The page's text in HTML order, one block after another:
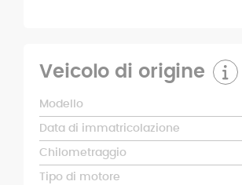
Veicolo di origine
Modello
Data di immatricolazione
Chilometraggio
Tipo di motore